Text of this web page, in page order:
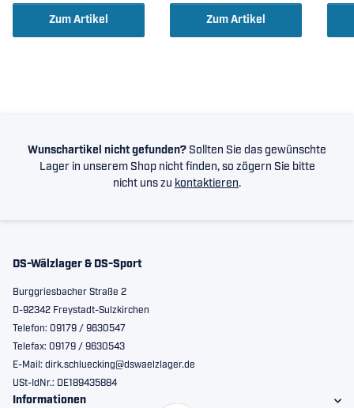
Zum Artikel Zum Artikel
Wunschartikel nicht gefunden? Sollten Sie das gewünschte
Lager in unserem Shop nicht finden, so zögern Sie bitte
nicht uns zu kontaktieren.
DS-Wälzlager & DS-Sport
Burggriesbacher Straße 2
D-92342 Freystadt-Sulzkirchen
Telefon: 09179 / 9630547
Telefax: 09179 / 9630543
E-Mail: dirk.schluecking@dswaelzlager.de
USt-IdNr.: DE189435884
Informationen